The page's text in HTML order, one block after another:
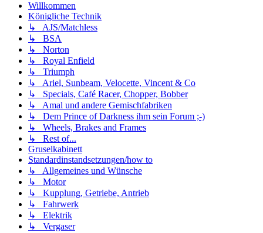
Willkommen
Königliche Technik
↳ AJS/Matchless
↳ BSA
↳ Norton
↳ Royal Enfield
↳ Triumph
↳ Ariel, Sunbeam, Velocette, Vincent & Co
↳ Specials, Café Racer, Chopper, Bobber
↳ Amal und andere Gemischfabriken
↳ Dem Prince of Darkness ihm sein Forum ;-)
↳ Wheels, Brakes and Frames
↳ Rest of...
Gruselkabinett
Standardinstandsetzungen/how to
↳ Allgemeines und Wünsche
↳ Motor
↳ Kupplung, Getriebe, Antrieb
↳ Fahrwerk
↳ Elektrik
↳ Vergaser